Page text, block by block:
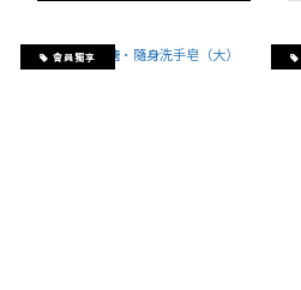
會員獨享